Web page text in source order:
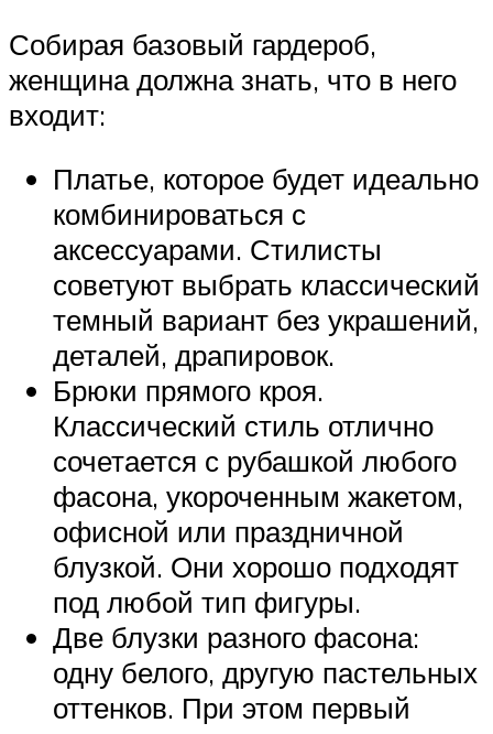
Собирая базовый гардероб,
женщина должна знать, что в него
входит:
Платье, которое будет идеально
комбинироваться с
аксессуарами. Стилисты
советуют выбрать классический
темный вариант без украшений,
деталей, драпировок.
Брюки прямого кроя.
Классический стиль отлично
сочетается с рубашкой любого
фасона, укороченным жакетом,
офисной или праздничной
блузкой. Они хорошо подходят
под любой тип фигуры.
Две блузки разного фасона:
одну белого, другую пастельных
оттенков. При этом первый